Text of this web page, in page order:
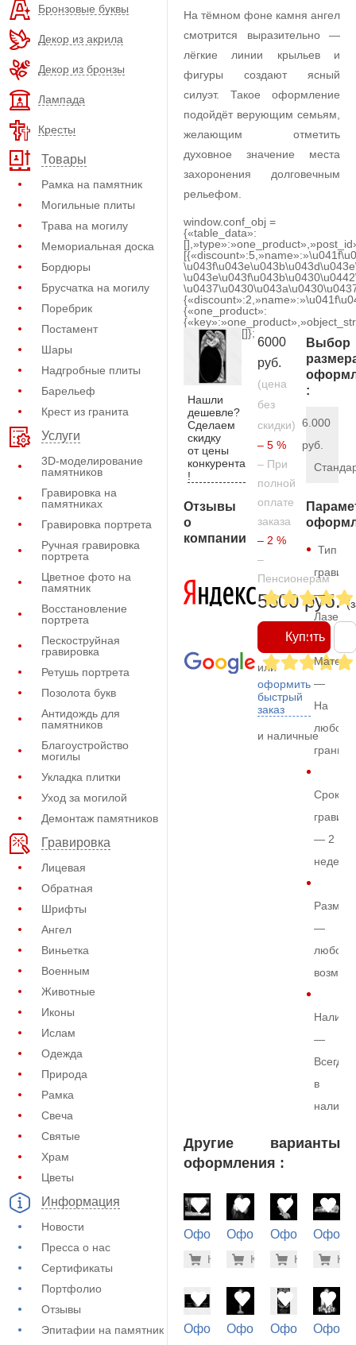
Бронзовые буквы
Декор из акрила
Декор из бронзы
Лампада
Кресты
Товары
Рамка на памятник
Могильные плиты
Трава на могилу
Мемориальная доска
Бордюры
Брусчатка на могилу
Поребрик
Постамент
Шары
Надгробные плиты
Барельеф
Крест из гранита
Услуги
3D-моделирование
памятников
Гравировка на
памятниках
Гравировка портрета
Ручная гравировка
портрета
Цветное фото на
памятник
Восстановление
портрета
Пескоструйная
гравировка
Ретушь портрета
Позолота букв
Антидождь для
памятников
Благоустройство
могилы
Укладка плитки
Уход за могилой
Демонтаж памятников
Гравировка
Лицевая
Обратная
Шрифты
Ангел
Виньетка
Военным
Животные
Иконы
Ислам
Одежда
Природа
Рамка
Свеча
Святые
Храм
Цветы
Информация
Новости
Пресса о нас
Сертификаты
Портфолио
Отзывы
Эпитафии на памятник
На тёмном фоне камня ангел
смотрится выразительно —
лёгкие линии крыльев и
фигуры создают ясный
силуэт. Такое оформление
подойдёт верующим семьям,
желающим отметить
духовное значение места
захоронения долговечным
рельефом.
window.conf_obj =
{«table_data»:
{«one_product»:
[]};
Нашли
дешевле?
Сделаем
скидку
от цены
конкурента
!
Отзывы
о
компании
6000
руб.
(цена
без
скидки)
– 5 %
– При
полной
оплате
заказа
– 2 %
–
Пенсионерам
5600 руб.
Купить
или
оформить
быстрый
заказ
и наличные
Выбор
:
6.000
руб.
Тип
—
—
На
любом
граните
Срок
— 2
недели
Размер
—
любой
—
Всегда
в
Другие варианты
оформления :
Оформление
(71-266)
-7% 1.900
Купить
Оформление
(71-944)
-7%
Купить
Оформление
(73-509)
-
Купить(71-
ОформлениеОформлениеОформление